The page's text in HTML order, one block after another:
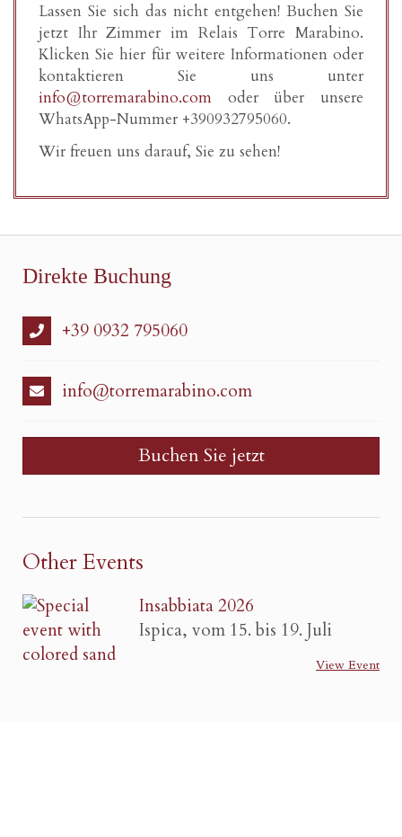
Lassen Sie sich das nicht entgehen! Buchen Sie
jetzt Ihr Zimmer im Relais Torre Marabino.
Klicken Sie hier für weitere Informationen oder
kontaktieren Sie uns unter
info@torremarabino.com oder über unsere
WhatsApp-Nummer +390932795060.
Wir freuen uns darauf, Sie zu sehen!
Direkte Buchung
+39 0932 795060
info@torremarabino.com
Buchen Sie jetzt
Other Events
Insabbiata 2026
Ispica, vom 15. bis 19. Juli
View Event